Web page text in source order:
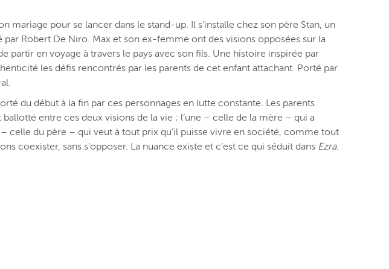
pour se lancer dans le stand-up. Il s’installe chez son père Stan, un
Robert De Niro. Max et son ex-femme ont des visions opposées sur la
partir en voyage à travers le pays avec son fils. Une histoire inspirée par
les défis rencontrés par les parents de cet enfant attachant. Porté par
du début à la fin par ces personnages en lutte constante. Les parents
entre ces deux visions de la vie ; l’une – celle de la mère – qui a
celle du père – qui veut à tout prix qu’il puisse vivre en société, comme tout
coexister, sans s’opposer. La nuance existe et c’est ce qui séduit dans Ezra.